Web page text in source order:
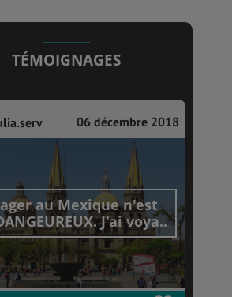
TÉMOIGNAGES
06 décembre 2018
au Mexique n'est
J'ai voya..